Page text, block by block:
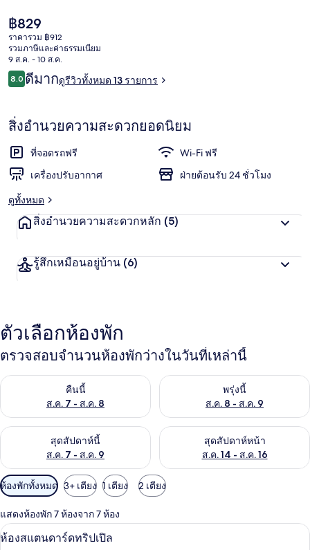
ราคา
ปัจจุบัน
฿829
฿829
ราคารวม ฿912
รวมภาษีและค่าธรรมเนียม
9 ส.ค. - 10 ส.ค.
รีวิว
8.08.0 จาก 10
ดีมากดูรีวิวทั้งหมด 13 รายการ
สิ่งอำนวยความสะดวกยอดนิยม
ที่จอดรถฟรี
Wi-Fi ฟรี
เครื่องปรับอากาศ
ฝ่ายต้อนรับ 24 ชั่วโมง
ดูทั้งหมด
สิ่งอำนวยความสะดวกหลัก (5)
รู้สึกเหมือนอยู่บ้าน (6)
ตัวเลือกห้องพัก
ตรวจสอบจำนวนห้องพักว่างในวันที่เหล่านี้
คืนนี้
ส.ค. 7 - ส.ค. 8
ตรวจสอบจำนวนห้องพักว่างในคืนนี้ ส.ค. 7 - ส.ค. 8พรุ่งนี้
ส.ค. 8 - ส.ค. 9
ตรวจสอบจำนวนห้องพักว่างใน
สุดสัปดาห์นี้
ส.ค. 7 - ส.ค. 9
ตรวจสอบจำนวนห้องพักว่างในสุดสัปดาห์นี้ ส.ค. 7 - ส.ค. 9
สุดสัปดาห์หน้า
ส.ค. 14 - ส.ค. 16
ตรวจสอบจำนวนห้องพักว่างใน
ตัว
กรอง
ที่
มี
ห้องพักทั้งหมด 3+ เตียง 1 เตียง 2 เตียง
แสดงห้องพัก 7 ห้องจาก 7 ห้อง
เปิด
ห้องสแตนดาร์ดทริปเปิล | สิ่งอำนวยค
6
ห้องสแตนดาร์ดทริปเปิล